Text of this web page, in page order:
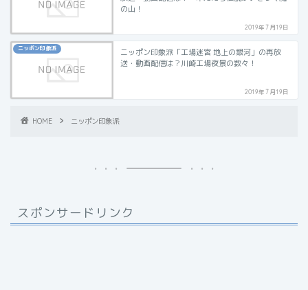
の山！
2019年7月19日
ニッポン印象派
ニッポン印象派「工場迷宮 地上の銀河」の再放
送・動画配信は？川崎工場夜景の数々！
2019年7月19日
HOME ニッポン印象派
スポンサードリンク